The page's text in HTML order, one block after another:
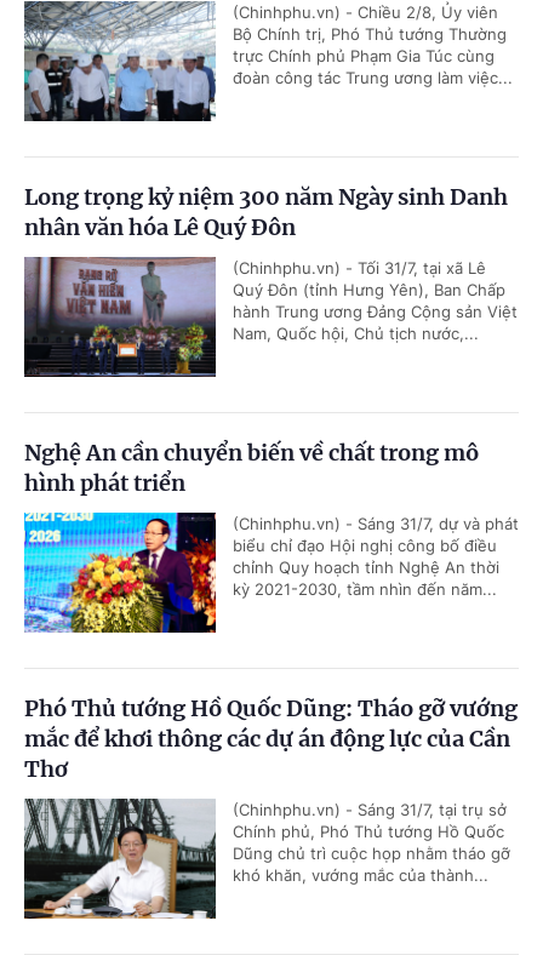
(Chinhphu.vn) - Chiều 2/8, Ủy viên
Bộ Chính trị, Phó Thủ tướng Thường
trực Chính phủ Phạm Gia Túc cùng
đoàn công tác Trung ương làm việc...
Long trọng kỷ niệm 300 năm Ngày sinh Danh
nhân văn hóa Lê Quý Đôn
(Chinhphu.vn) - Tối 31/7, tại xã Lê
Quý Đôn (tỉnh Hưng Yên), Ban Chấp
hành Trung ương Đảng Cộng sản Việt
Nam, Quốc hội, Chủ tịch nước,...
Nghệ An cần chuyển biến về chất trong mô
hình phát triển
(Chinhphu.vn) - Sáng 31/7, dự và phát
biểu chỉ đạo Hội nghị công bố điều
chỉnh Quy hoạch tỉnh Nghệ An thời
kỳ 2021-2030, tầm nhìn đến năm...
Phó Thủ tướng Hồ Quốc Dũng: Tháo gỡ vướng
mắc để khơi thông các dự án động lực của Cần
Thơ
(Chinhphu.vn) - Sáng 31/7, tại trụ sở
Chính phủ, Phó Thủ tướng Hồ Quốc
Dũng chủ trì cuộc họp nhằm tháo gỡ
khó khăn, vướng mắc của thành...